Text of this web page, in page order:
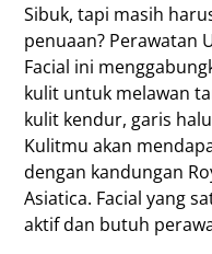
Sibuk, tapi masih
penuaan? Perawatan
Facial ini
kulit untuk melawan
kulit kendur, garis
Kulitmu akan
dengan kandungan
Asiatica. Facial yang
aktif dan butuh